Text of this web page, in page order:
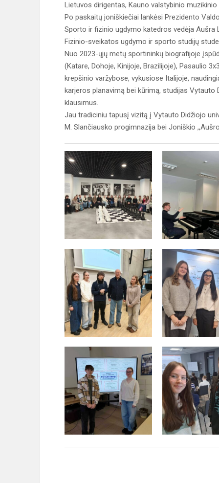
Lietuvos dirigentas, Kauno valstybinio
Po paskaitų joniškiečiai lankėsi Prezidento
Sporto ir fizinio ugdymo katedros vedėja Aušra
Fizinio-sveikatos ugdymo ir sporto studijų
Nuo 2023-ųjų metų sportininkų biografijoje
(Katare, Dohoje, Kinijoje, Brazilijoje), Pasaulio
krepšinio varžybose, vykusiose Italijoje,
karjeros planavimą bei kūrimą, studijas
klausimus.
Jau tradiciniu tapusį vizitą į Vytauto Didžiojo
M. Slančiausko progimnazija bei Joniškio